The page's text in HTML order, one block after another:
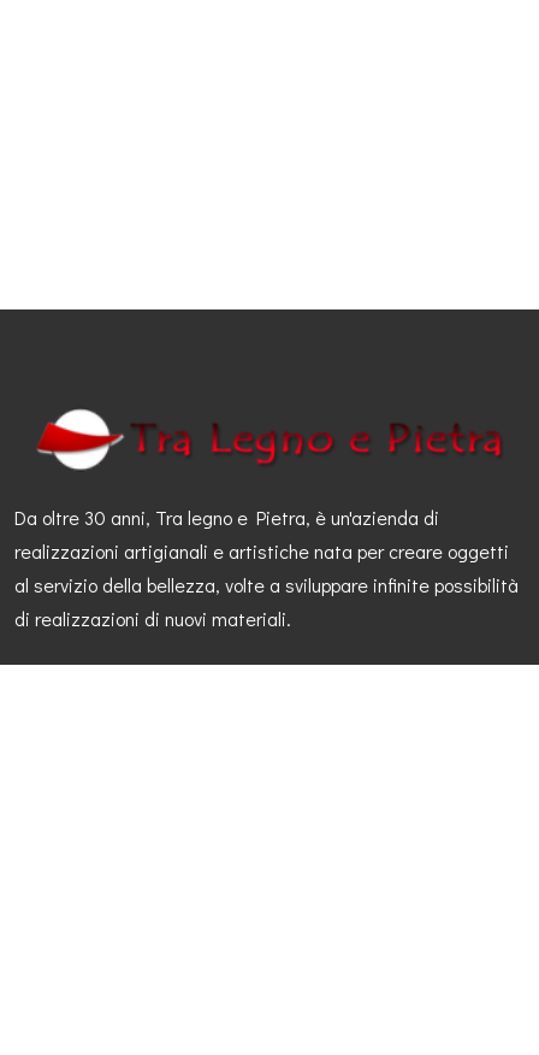
Da oltre 30 anni, Tra legno e Pietra, è un'azienda di
realizzazioni artigianali e artistiche nata per creare oggetti
al servizio della bellezza, volte a sviluppare infinite possibilità
di realizzazioni di nuovi materiali.